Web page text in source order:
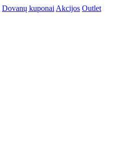
Dovanų kuponai Akcijos Outlet